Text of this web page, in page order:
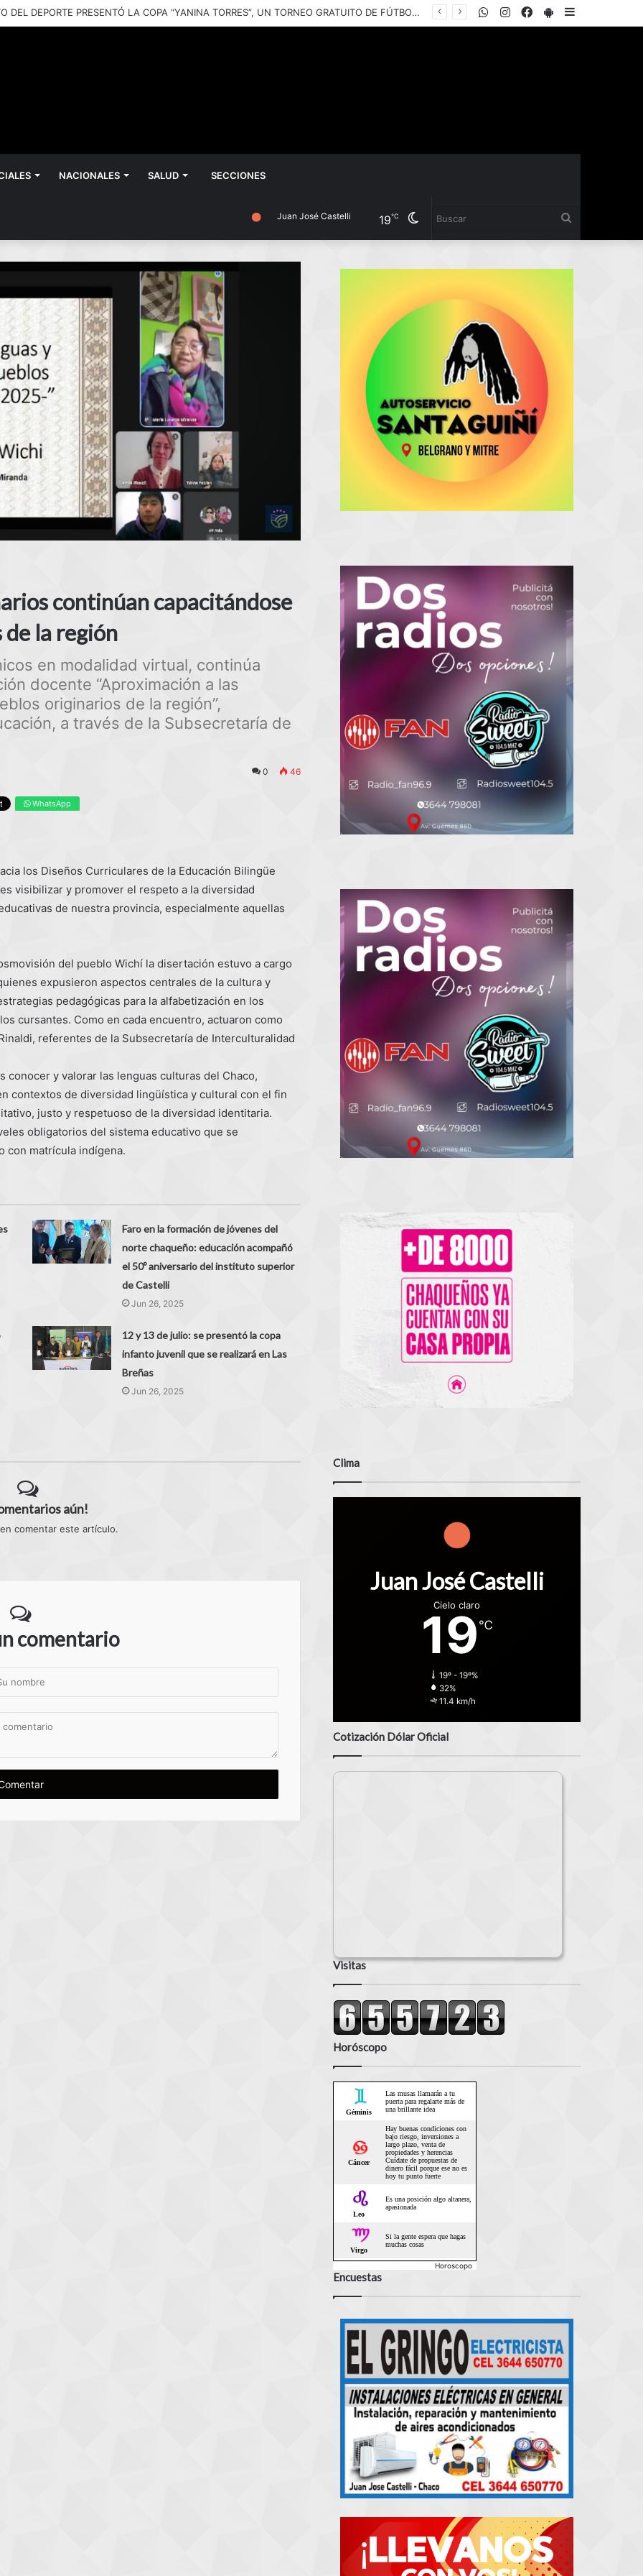
EL INSTITUTO DEL DEPORTE PRESENTÓ LA COPA “YANINA TORRES”, UN TORNEO GRATUITO DE FÚTBOL 5 FEMENINO PARA JUGADORAS AMATEURS PlayStore
Facebook
Instagram
WhatsApp
NACIONALES SALUD SECCIONES
Cambiar
Juan José Castelli 19℃
continúan capacitándose
de la región
en modalidad virtual, continúa
docente “Aproximación a las
originarios de la región”,
a través de la Subsecretaría de
0 46
WhatsApp
los Diseños Curriculares de la Educación Bilingüe
visibilizar y promover el respeto a la diversidad
de nuestra provincia, especialmente aquellas
del pueblo Wichí la disertación estuvo a cargo
expusieron aspectos centrales de la cultura y
pedagógicas para la alfabetización en los
cursantes. Como en cada encuentro, actuaron como
referentes de la Subsecretaría de Interculturalidad
y valorar las lenguas culturas del Chaco,
contextos de diversidad lingüística y cultural con el fin
justo y respetuoso de la diversidad identitaria.
obligatorios del sistema educativo que se
con matrícula indígena.
Faro en la formación de jóvenes del
norte chaqueño: educación acompañó
el 50º aniversario del instituto superior
de Castelli
Jun 26, 2025
12 y 13 de julio: se presentó la copa
infanto juvenil que se realizará en Las
Breñas
Jun 26, 2025
aún!
comentar este artículo.
comentario
Clima
Juan José Castelli
Cielo claro
19 ℃
19º - 19º%
32%
11.4 km/h
Cotización Dólar Oficial
Visitas
Horóscopo
Horoscopo
Encuestas